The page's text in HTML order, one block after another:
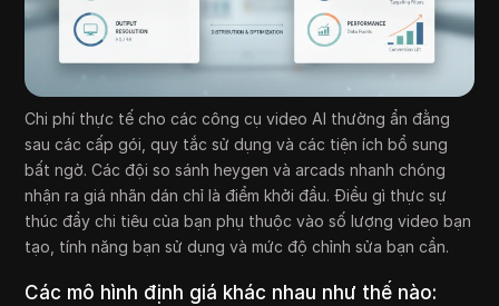
Chi phí thực tế cho các công cụ video AI thường ẩn đằng
sau các cấp gói, quy tắc sử dụng và các tiện ích bổ sung
bất ngờ. Các đội so sánh heygen và arcads nhanh chóng
nhận ra giá nhãn dán chỉ là điểm khởi đầu. Điều gì thực sự
thúc đẩy chi tiêu của bạn phụ thuộc vào số lượng video bạn
tạo, tính năng bạn sử dụng và mức độ chỉnh sửa bạn cần.
Các mô hình định giá khác nhau như thế nào: